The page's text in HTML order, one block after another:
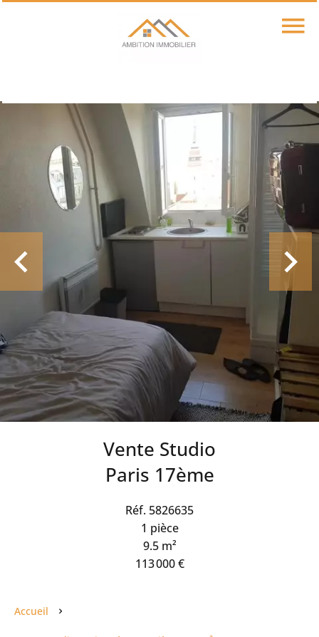
Vente Studio
Paris 17ème
Réf. 5826635
1 pièce
9.5 m²
113 000 €
Accueil